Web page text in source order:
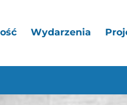
Wydarzenia